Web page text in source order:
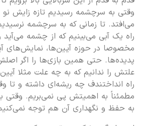
وقتی به سرچشمه رسیدیم تازه زایش نو
می‌افتد. تا زمانی که به سرچشمه
راه یک آبی می‌بینیم که از چشمه می‌آید و
مخصوصا در حوزه آیین‌ها، نمایش‌های
پدیده‌ها. حتی همین بازی‌ها را اگر اصلش
علتش را ندانیم که به چه علت مثلا آیین
راه انداختندف چه ریشه‌ای داشته و تا
مطمئناً به اهمیتش پی نمی‌بریم. وقتی
به حفظ و نگهداری آن هم توجه